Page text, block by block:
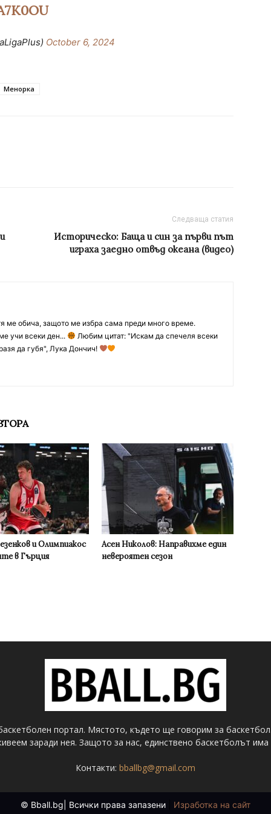
October 6, 2024
Менорка
Следваща статия
Историческо: Баща и син за първи път
играха заедно отвъд океана (видео)
ме обича, защото ме избра сама преди много време.
учи всеки ден...
Любим цитат: "Искам да спечеля всеки
да губя", Лука Дончич!
и Олимпиакос
в Гърция
Асен Николов: Направихме един
невероятен сезон
портал. Мястото, където ще говорим за
заради нея. Защото за нас, единствено баскетболът има
Контакти: bballbg@gmail.com
© Bball.bg| Всички права запазени Изработка на сайт